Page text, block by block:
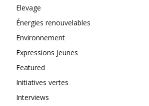
Elevage
Énergies renouvelables
Environnement
Expressions Jeunes
Featured
Initiatives vertes
Interviews